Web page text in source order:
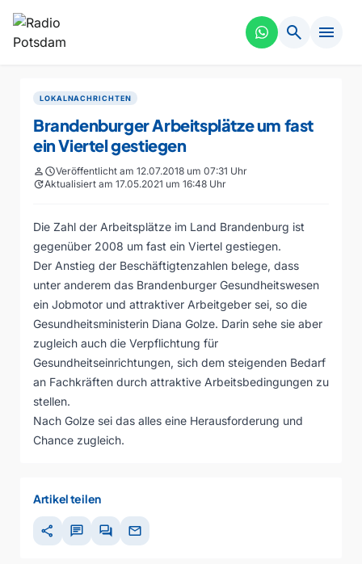
search menu
LOKALNACHRICHTEN
Brandenburger Arbeitsplätze um fast
ein Viertel gestiegen
personscheduleVeröffentlicht am 12.07.2018 um 07:31 Uhr
updateAktualisiert am 17.05.2021 um 16:48 Uhr
Die Zahl der Arbeitsplätze im Land Brandenburg ist
gegenüber 2008 um fast ein Viertel gestiegen.
Der Anstieg der Beschäftigtenzahlen belege, dass
unter anderem das Brandenburger Gesundheitswesen
ein Jobmotor und attraktiver Arbeitgeber sei, so die
Gesundheitsministerin Diana Golze. Darin sehe sie aber
zugleich auch die Verpflichtung für
Gesundheitseinrichtungen, sich dem steigenden Bedarf
an Fachkräften durch attraktive Arbeitsbedingungen zu
stellen.
Nach Golze sei das alles eine Herausforderung und
Chance zugleich.
Artikel teilen
share chat forum mail